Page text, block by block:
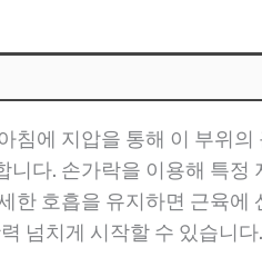
침에 지압을 통해 이 부위의
다. 손가락을 이용해 특정
한 호흡을 유지하면 근육에
넘치게 시작할 수 있습니다.